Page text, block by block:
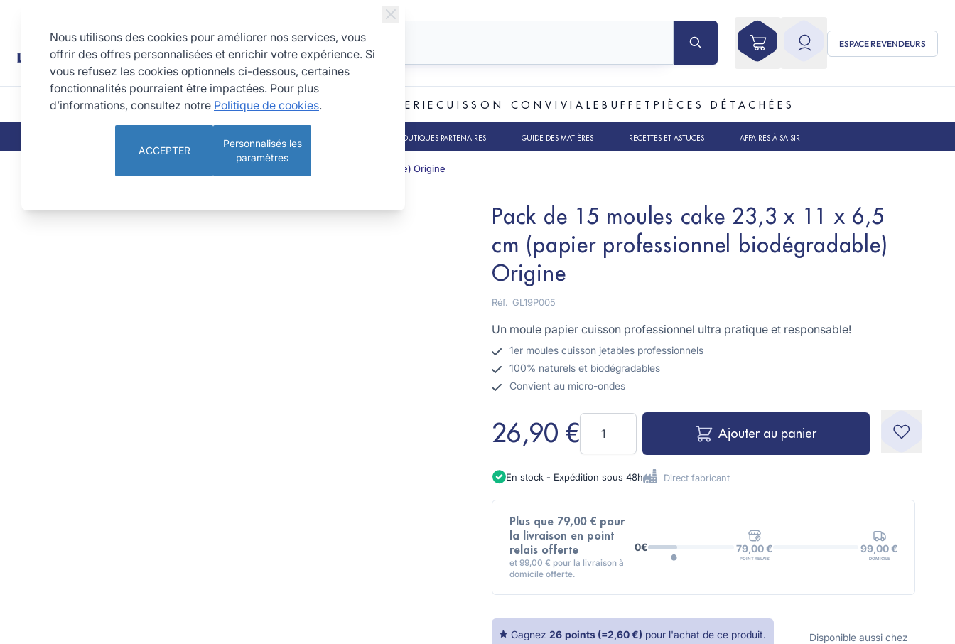
ESPACE REVENDEURS
CUISINEPÂTISSERIE ET BOULANGERIECUISSON CONVIVIALE BUFFET PIÈCES DÉTACHÉES
NOS ENGAGEMENTS RSE NOS BOUTIQUES PARTENAIRES GUIDE DES MATIÈRES RECETTES ET ASTUCES AFFAIRES À SAISIR
Pack de 15 moules cake 23,3 x 11 x 6,5 cm (papier professionnel biodégradable) Origine
Pack de 15 moules cake 23,3 x 11 x 6,5
cm (papier professionnel biodégradable)
Origine
Réf. GL19P005
Un moule papier cuisson professionnel ultra pratique et responsable!
1er moules cuisson jetables professionnels
100% naturels et biodégradables
Convient au micro-ondes
26,90 €Quantité
Ajouter au panier
En stock - Expédition sous 48h Direct fabricant
Plus que 79,00 € pour
la livraison en point
relais offerte
et 99,00 € pour la livraison à
domicile offerte.
0€ 79,00 €
POINT RELAIS
99,00 €
DOMICILE
Gagnez 26 points (=2,60 €) pour l'achat de ce produit.
Disponible aussi chez
Nous utilisons des cookies pour améliorer nos services, vous
offrir des offres personnalisées et enrichir votre expérience. Si
vous refusez les cookies optionnels ci-dessous, certaines
fonctionnalités pourraient être impactées. Pour plus
d’informations, consultez notre Politique de cookies.
ACCEPTER
Personnalisés les
paramètres